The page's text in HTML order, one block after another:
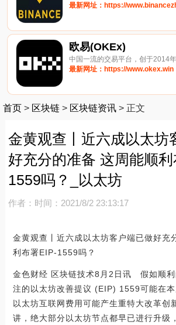
最新网址：https://
欧易(OKEx)
中国一流的交易平台，创于2014年
最新网址：https://www.okex.win
首页 > 区块链 > 区块链资讯 > 正文
金黄观查丨近六成以太坊
好充分的准备 这周能顺
1559吗？_以太坊
作者： 时间：2021/8/2 23:13:17
金黄观查丨近六成以太坊客户端已做好充
利布署EIP-1559吗？
金色财经 区块链技术8月2日讯 假如顺利
注的以太坊改善提议 (EIP) 1559可能在
以太坊互联网费用可能产生重特大改革创
讲，绝大部分以太坊节点都早已进行升级